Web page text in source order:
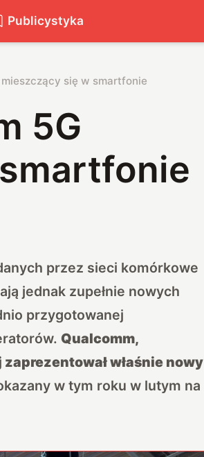
Publicystyka
mieszczący się w smartfonie
5G
przez sieci komórkowe
jednak zupełnie nowych
przygotowanej
Qualcomm,
właśnie nowy
w tym roku w lutym na